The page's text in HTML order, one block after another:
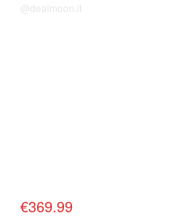
@dealmoon.it
€369.99